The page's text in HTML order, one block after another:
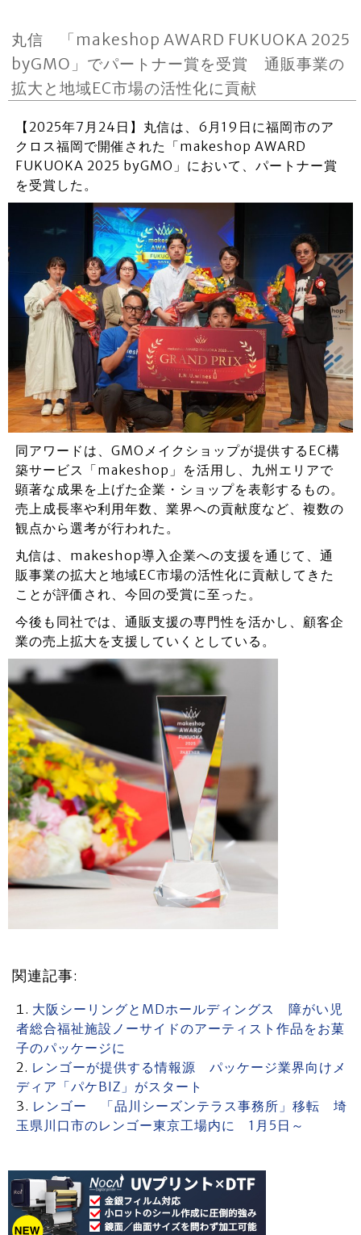
丸信 「makeshop AWARD FUKUOKA 2025
byGMO」でパートナー賞を受賞 通販事業の
拡大と地域EC市場の活性化に貢献
【2025年7月24日】丸信は、6月19日に福岡市のア
クロス福岡で開催された「makeshop AWARD
FUKUOKA 2025 byGMO」において、パートナー賞
を受賞した。
同アワードは、GMOメイクショップが提供するEC構
築サービス「makeshop」を活用し、九州エリアで
顕著な成果を上げた企業・ショップを表彰するもの。
売上成長率や利用年数、業界への貢献度など、複数の
観点から選考が行われた。
丸信は、makeshop導入企業への支援を通じて、通
販事業の拡大と地域EC市場の活性化に貢献してきた
ことが評価され、今回の受賞に至った。
今後も同社では、通販支援の専門性を活かし、顧客企
業の売上拡大を支援していくとしている。
関連記事:
大阪シーリングとMDホールディングス 障がい児
者総合福祉施設ノーサイドのアーティスト作品をお菓
子のパッケージに
レンゴーが提供する情報源 パッケージ業界向けメ
ディア「パケBIZ」がスタート
レンゴー 「品川シーズンテラス事務所」移転 埼
玉県川口市のレンゴー東京工場内に 1月5日～